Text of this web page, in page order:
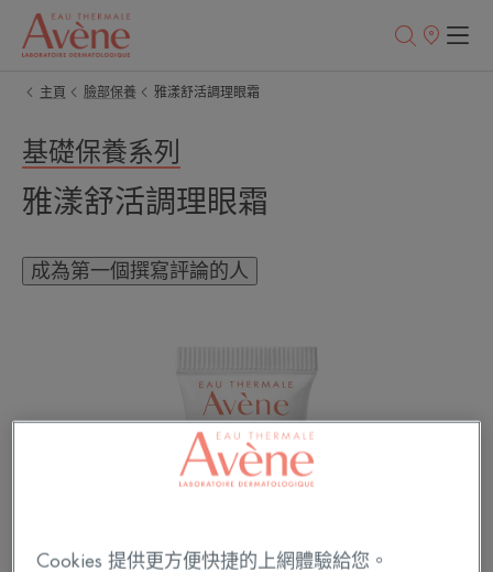
銷
主頁
臉部保養 雅漾舒活調理眼霜
基礎保養系列
雅漾舒活調理眼霜
成為第一個撰寫評論的人
Cookies 提供更方便快捷的上網體驗給您。